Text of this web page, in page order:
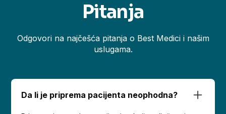
Pitanja
Odgovori na najčešća pitanja o Best Medici i našim
uslugama.
Da li je priprema pacijenta neophodna?